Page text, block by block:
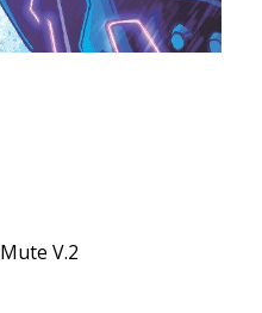
Mute V.2